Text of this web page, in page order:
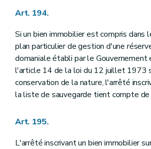
Art. 194.
Si un bien immobilier est compris dans
plan particulier de gestion d'une
domaniale établi par le Gouvernement
l'article 14 de la loi du 12 juillet 1973
conservation de la nature, l'arrêté
la liste de sauvegarde tient compte de
Art. 195.
L'arrêté inscrivant un bien immobilier